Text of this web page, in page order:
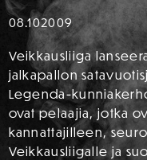
08.102009
Veikkausliiga
jalkapallon
Legenda-
ovat pelaajia, jotka
kannattajilleen,
Veikkausliigalle ja